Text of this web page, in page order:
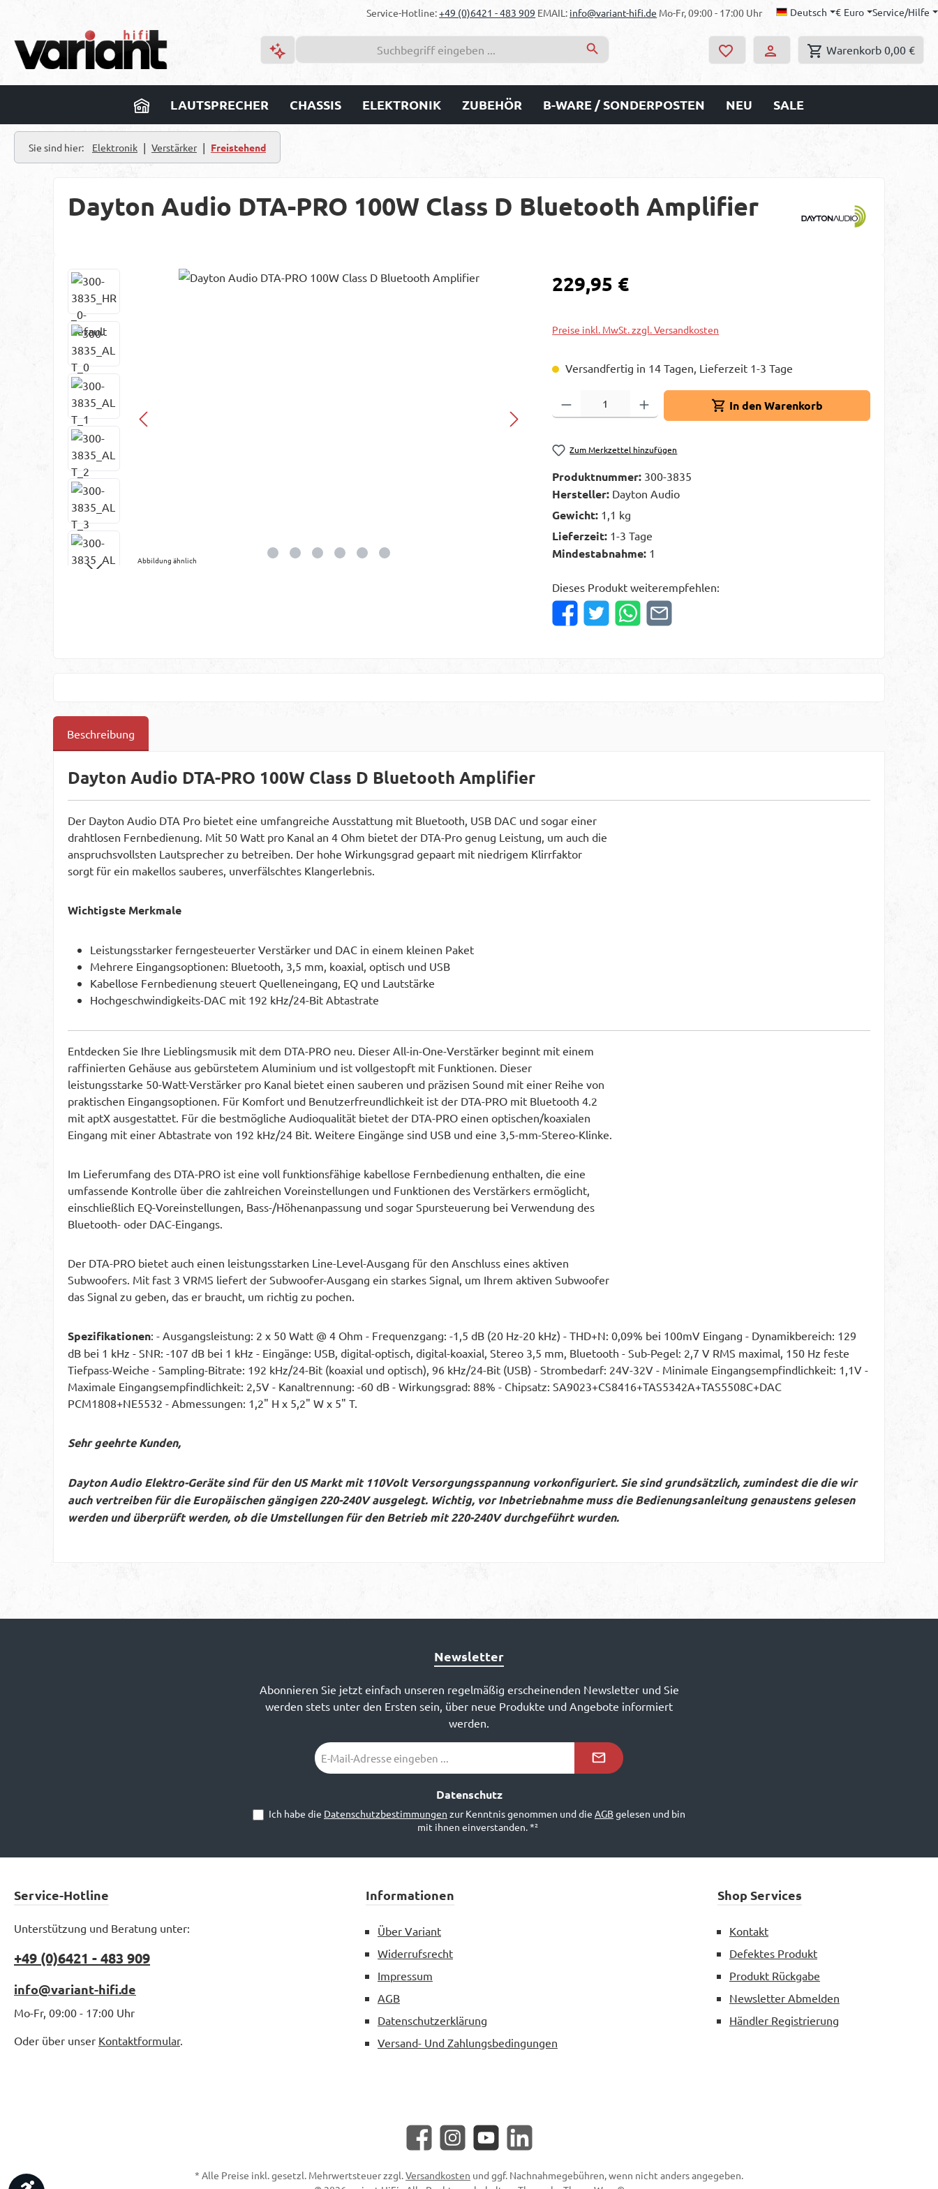
Service-Hotline:+49 (0)6421 - 483 909 EMAIL: info@variant-hifi.de Mo-Fr, 09:00 - 17:00 Uhr Deutsch € Euro Service/Hilfe
Warenkorb 0,00 €
LAUTSPRECHER CHASSIS ELEKTRONIK ZUBEHÖR B-WARE / SONDERPOSTEN NEU SALE
Sie sind hier: Elektronik | Verstärker | Freistehend
Dayton Audio DTA-PRO 100W Class D Bluetooth Amplifier
Bildergalerie überspringen
Abbildung ähnlich
Regulärer Preis:
229,95 €
Preise inkl. MwSt. zzgl. Versandkosten
Versandfertig in 14 Tagen, Lieferzeit 1-3 Tage
Produkt Anzahl: Gib den gewünschten Wert ein oder benutze die Schaltflächen um die
In den Warenkorb
Zum Merkzettel hinzufügen
Produktnummer: 300-3835
Hersteller: Dayton Audio
Gewicht: 1,1 kg
Lieferzeit: 1-3 Tage
Mindestabnahme: 1
Dieses Produkt weiterempfehlen:
Beschreibung
Dayton Audio DTA-PRO 100W Class D Bluetooth Amplifier
Der Dayton Audio DTA Pro bietet eine umfangreiche Ausstattung mit Bluetooth, USB DAC und sogar einer
drahtlosen Fernbedienung. Mit 50 Watt pro Kanal an 4 Ohm bietet der DTA-Pro genug Leistung, um auch die
anspruchsvollsten Lautsprecher zu betreiben. Der hohe Wirkungsgrad gepaart mit niedrigem Klirrfaktor
sorgt für ein makellos sauberes, unverfälschtes Klangerlebnis.
Wichtigste Merkmale
Leistungsstarker ferngesteuerter Verstärker und DAC in einem kleinen Paket
Mehrere Eingangsoptionen: Bluetooth, 3,5 mm, koaxial, optisch und USB
Kabellose Fernbedienung steuert Quelleneingang, EQ und Lautstärke
Hochgeschwindigkeits-DAC mit 192 kHz/24-Bit Abtastrate
Entdecken Sie Ihre Lieblingsmusik mit dem DTA-PRO neu. Dieser All-in-One-Verstärker beginnt mit einem
raffinierten Gehäuse aus gebürstetem Aluminium und ist vollgestopft mit Funktionen. Dieser
leistungsstarke 50-Watt-Verstärker pro Kanal bietet einen sauberen und präzisen Sound mit einer Reihe von
praktischen Eingangsoptionen. Für Komfort und Benutzerfreundlichkeit ist der DTA-PRO mit Bluetooth 4.2
mit aptX ausgestattet. Für die bestmögliche Audioqualität bietet der DTA-PRO einen optischen/koaxialen
Eingang mit einer Abtastrate von 192 kHz/24 Bit. Weitere Eingänge sind USB und eine 3,5-mm-Stereo-Klinke.
Im Lieferumfang des DTA-PRO ist eine voll funktionsfähige kabellose Fernbedienung enthalten, die eine
umfassende Kontrolle über die zahlreichen Voreinstellungen und Funktionen des Verstärkers ermöglicht,
einschließlich EQ-Voreinstellungen, Bass-/Höhenanpassung und sogar Spursteuerung bei Verwendung des
Bluetooth- oder DAC-Eingangs.
Der DTA-PRO bietet auch einen leistungsstarken Line-Level-Ausgang für den Anschluss eines aktiven
Subwoofers. Mit fast 3 VRMS liefert der Subwoofer-Ausgang ein starkes Signal, um Ihrem aktiven Subwoofer
das Signal zu geben, das er braucht, um richtig zu pochen.
Spezifikationen: - Ausgangsleistung: 2 x 50 Watt @ 4 Ohm - Frequenzgang: -1,5 dB (20 Hz-20 kHz) - THD+N: 0,09% bei 100mV Eingang - Dynamikbereich: 129
dB bei 1 kHz - SNR: -107 dB bei 1 kHz - Eingänge: USB, digital-optisch, digital-koaxial, Stereo 3,5 mm, Bluetooth - Sub-Pegel: 2,7 V RMS maximal, 150 Hz feste
Tiefpass-Weiche - Sampling-Bitrate: 192 kHz/24-Bit (koaxial und optisch), 96 kHz/24-Bit (USB) - Strombedarf: 24V-32V - Minimale Eingangsempfindlichkeit: 1,1V -
Maximale Eingangsempfindlichkeit: 2,5V - Kanaltrennung: -60 dB - Wirkungsgrad: 88% - Chipsatz: SA9023+CS8416+TAS5342A+TAS5508C+DAC
PCM1808+NE5532 - Abmessungen: 1,2" H x 5,2" W x 5" T.
Sehr geehrte Kunden,
Dayton Audio Elektro-Geräte sind für den US Markt mit 110Volt Versorgungsspannung vorkonfiguriert. Sie sind grundsätzlich, zumindest die die wir
auch vertreiben für die Europäischen gängigen 220-240V ausgelegt. Wichtig, vor Inbetriebnahme muss die Bedienungsanleitung genaustens gelesen
werden und überprüft werden, ob die Umstellungen für den Betrieb mit 220-240V durchgeführt wurden.
Newsletter
Abonnieren Sie jetzt einfach unseren regelmäßig erscheinenden Newsletter und Sie
werden stets unter den Ersten sein, über neue Produkte und Angebote informiert
werden.
E-
Mail-
Datenschutz
Ich habe die Datenschutzbestimmungen zur Kenntnis genommen und die AGBgelesen und bin
mit ihnen einverstanden.*²
Service-Hotline
Unterstützung und Beratung unter:
+49 (0)6421 - 483 909
info@variant-hifi.de
Mo-Fr, 09:00 - 17:00 Uhr
Oder über unser Kontaktformular.
Informationen
Über Variant
Widerrufsrecht
Impressum
AGB
Datenschutzerklärung
Versand- Und Zahlungsbedingungen
Shop Services
Kontakt
Defektes Produkt
Produkt Rückgabe
Newsletter Abmelden
Händler Registrierung
Facebook InstagramYouTube LinkedIn
* Alle Preise inkl. gesetzl. Mehrwertsteuer zzgl.Versandkosten und ggf. Nachnahmegebühren, wenn nicht anders angegeben.